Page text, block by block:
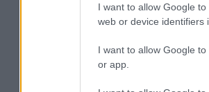
I want to allow Google
web or device identifiers
I want to allow Google
or app.